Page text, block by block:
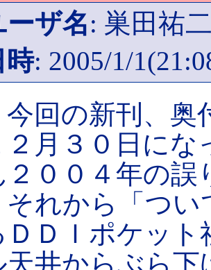
ーザ名: 巣田祐
時: 2005/1/
回の新刊、奥
２月３０日に
２００４年の誤
れから「つい
ＤＤＩポケッ
天井からぶら